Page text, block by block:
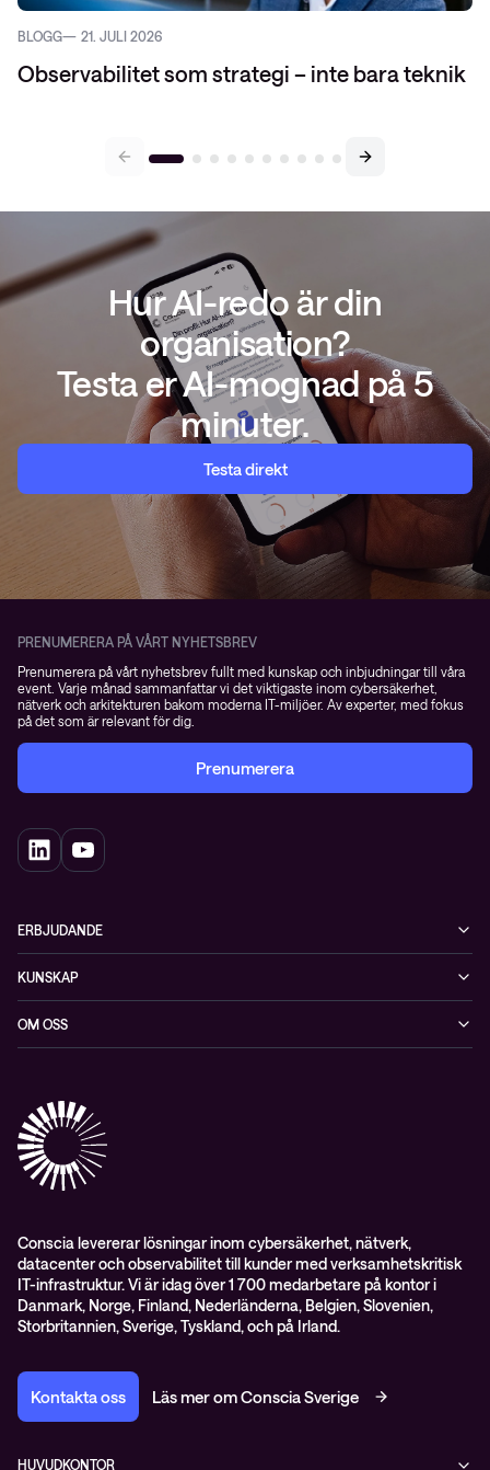
BLOGG 21. JULI 2026
Observabilitet som strategi – inte bara teknik
Hur AI-redo är din
organisation?
Testa er AI-mognad på 5
minuter.
Testa direkt
PRENUMERERA PÅ VÅRT NYHETSBREV
Prenumerera på vårt nyhetsbrev fullt med kunskap och inbjudningar till våra
event. Varje månad sammanfattar vi det viktigaste inom cybersäkerhet,
nätverk och arkitekturen bakom moderna IT-miljöer. Av experter, med fokus
på det som är relevant för dig.
Prenumerera
ERBJUDANDE
Datacenter & moln
Nätverk & WiFi
KUNSKAP
Event
Whitepapers & guider
OM OSS
Kontakt
Pressnyheter
Conscia levererar lösningar inom cybersäkerhet, nätverk,
datacenter och observabilitet till kunder med verksamhetskritisk
IT-infrastruktur. Vi är idag över 1 700 medarbetare på kontor i
Danmark, Norge, Finland, Nederländerna, Belgien, Slovenien,
Storbritannien, Sverige, Tyskland, och på Irland.
Kontakta oss Läs mer om Conscia Sverige
HUVUDKONTOR